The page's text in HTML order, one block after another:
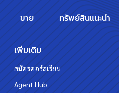
ขาย ทรัพย์สินแนะนำ
เพิ่มเติม
สมัครคอร์สเรียน
Agent Hub